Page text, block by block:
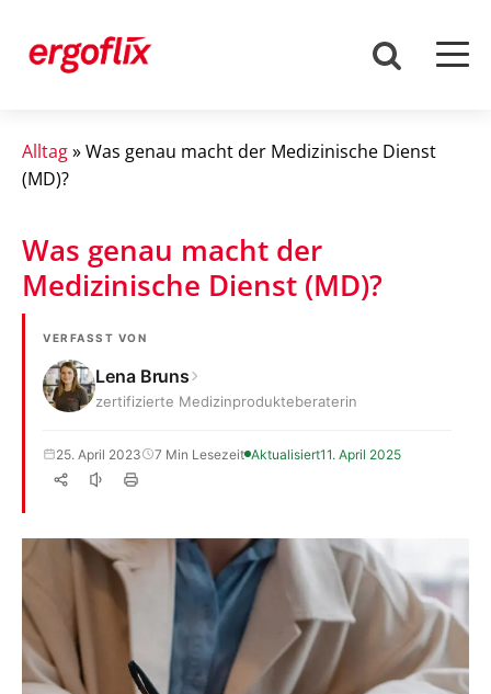
Alltag»Was genau macht der Medizinische Dienst
(MD)?
Was genau macht der
Medizinische Dienst (MD)?
VERFASST VON
Lena Bruns
zertifizierte Medizinprodukteberaterin
25. April 2023 7 Min Lesezeit Aktualisiert11. April 2025